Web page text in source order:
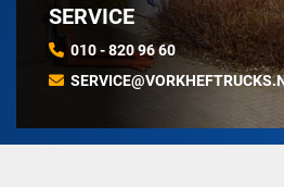
SERVICE
010 - 820 96 60